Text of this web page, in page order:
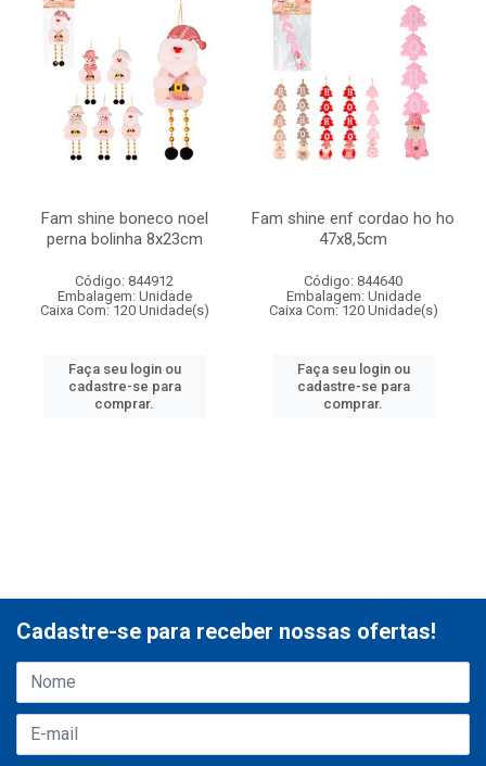
Fam shine boneco noel
perna bolinha 8x23cm
Código: 844912
Embalagem: Unidade
Caixa Com: 120 Unidade(s)
Faça seu login ou
cadastre-se para
comprar.
Fam shine enf cordao ho ho
47x8,5cm
Código: 844640
Embalagem: Unidade
Caixa Com: 120 Unidade(s)
Faça seu login ou
cadastre-se para
comprar.
Cadastre-se para receber nossas ofertas!